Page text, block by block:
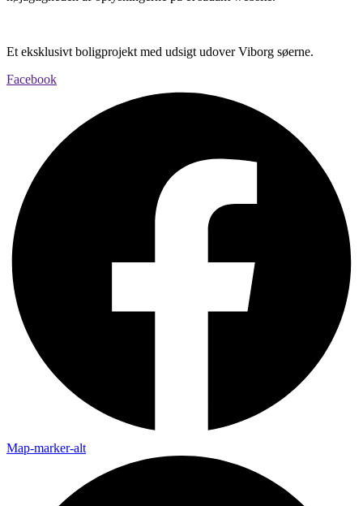
Et eksklusivt boligprojekt med udsigt udover Viborg søerne.
Facebook
Map-marker-alt